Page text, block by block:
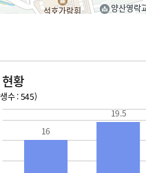
08. 15 토 ~ 2026. 08. 21 금
- 여름방학
- 토요휴업일
황
수 : 545)
16
19.5